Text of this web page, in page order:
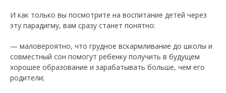
И как только вы посмотрите на воспитание детей через
эту парадигму, вам сразу станет понятно:
— маловероятно, что грудное вскармливание до школы и
совместный сон помогут ребенку получить в будущем
хорошее образование и зарабатывать больше, чем его
родители;